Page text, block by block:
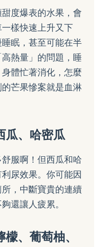
度爆表的水果，會
樣快速上升又下
眠，甚至可能在半
熱量」的問題，睡
體忙著消化，怎麼
芒果慘案就是血淋
瓜、哈密瓜
服啊！但西瓜和哈
尿效果。你可能因
，中斷寶貴的連續
還讓人疲累。
、葡萄柚、